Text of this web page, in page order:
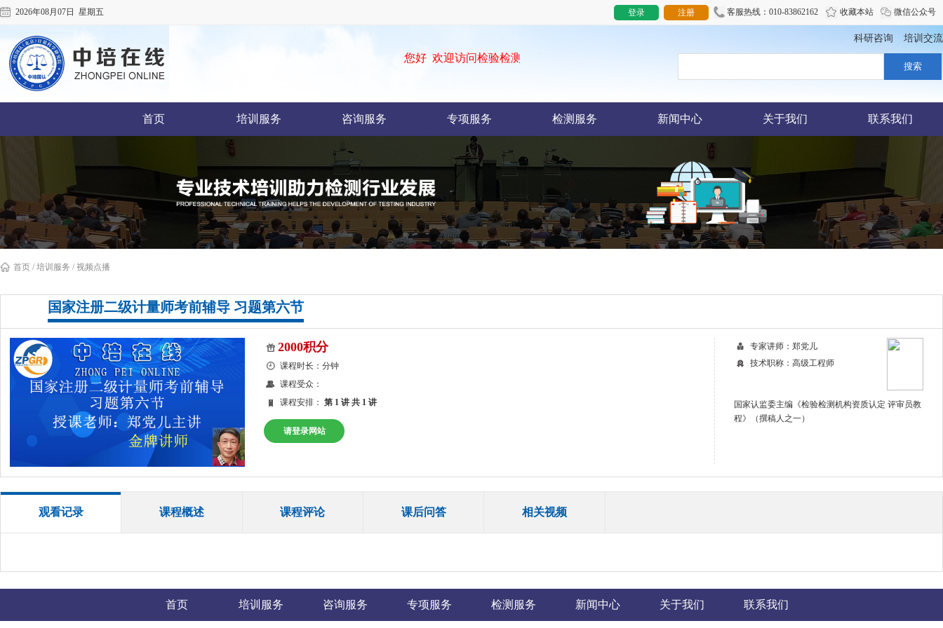
2026年08月07日 星期五 登录 注册 客服热线：010-83862162 收藏本站 微信公众号
您好 欢迎访问检验检测机构/实验室认可技术信息化服务平台！
科研咨询 培训交流
首页 培训服务 咨询服务 专项服务 检测服务 新闻中心 关于我们 联系我们
首页 / 培训服务 / 视频点播
国家注册二级计量师考前辅导 习题第六节
2000积分
课程时长：分钟
课程受众：
课程安排： 第 1 讲共 1 讲
请登录网站
专家讲师：郑党儿
技术职称：高级工程师
国家认监委主编《检验检测机构资质认定 评审员教
程》（撰稿人之一）
观看记录 课程概述 课程评论 课后问答 相关视频
首页 培训服务 咨询服务 专项服务 检测服务 新闻中心 关于我们 联系我们